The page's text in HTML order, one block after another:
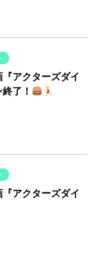
アクターズダイ
了！
アクターズダイ